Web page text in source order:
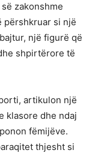
zakonshme
përshkruar si një
një figurë që
shpirtërore të
artikulon një
klasore dhe ndaj
fëmijëve.
thjesht si